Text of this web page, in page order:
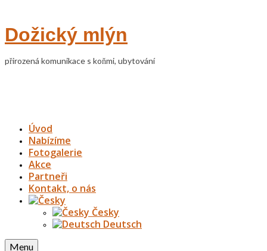
Dožický mlýn
přirozená komunikace s koňmi, ubytování
Úvod
Nabízíme
Fotogalerie
Akce
Partneři
Kontakt, o nás
Česky
Deutsch
Menu